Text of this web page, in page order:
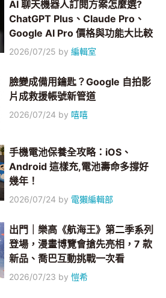
AI 聊天機器人訂閱方案怎麼選?
ChatGPT Plus、Claude Pro、
Google AI Pro 價格與功能大比較
2026/07/25 by編輯室
臉變成備用鑰匙？Google 自拍影
片成救援帳號新管道
2026/07/24 by 嘻嘻
手機電池保養全攻略：iOS、
Android 這樣充,電池壽命多撐好
幾年！
2026/07/24 by 電獺編輯部
出門｜樂高《航海王》第二季系列
登場，漫畫博覽會搶先亮相，7 款
新品、喬巴互動挑戰一次看
2026/07/23 by愷希